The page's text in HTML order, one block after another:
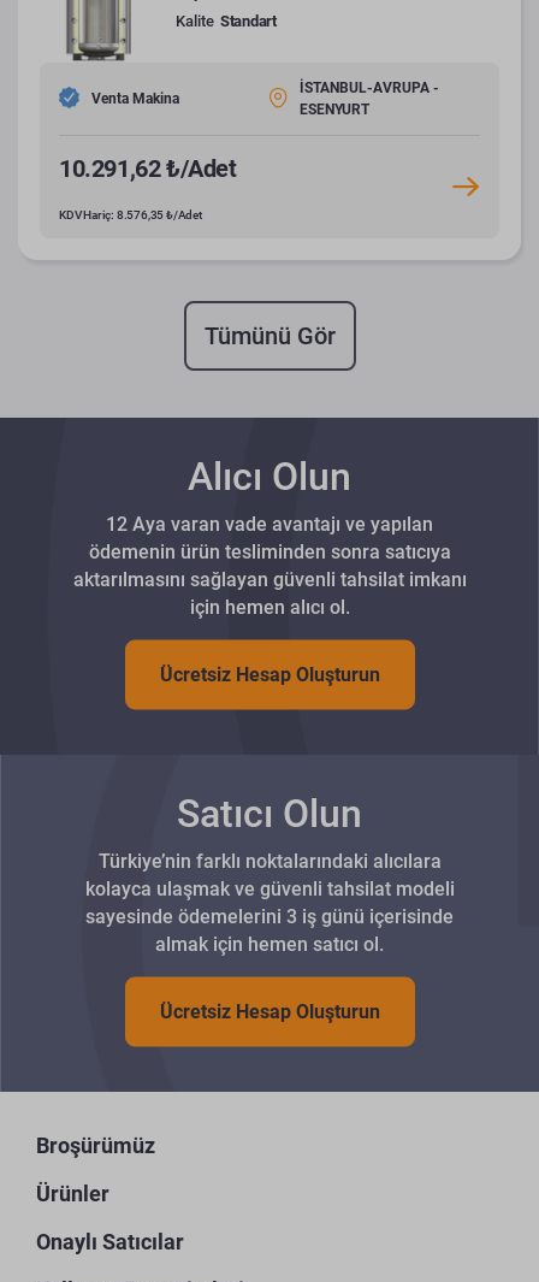
Kalite Standart
Venta Makina
İSTANBUL-AVRUPA -
ESENYURT
10.291,62 ₺/Adet
KDV Hariç: 8.576,35 ₺/Adet
Tümünü Gör
Alıcı Olun
12 Aya varan vade avantajı ve yapılan
ödemenin ürün tesliminden sonra satıcıya
aktarılmasını sağlayan güvenli tahsilat imkanı
için hemen alıcı ol.
Ücretsiz Hesap Oluşturun
Satıcı Olun
Türkiye’nin farklı noktalarındaki alıcılara
kolayca ulaşmak ve güvenli tahsilat modeli
sayesinde ödemelerini 3 iş günü içerisinde
almak için hemen satıcı ol.
Ücretsiz Hesap Oluşturun
Broşürümüz
Ürünler
Onaylı Satıcılar